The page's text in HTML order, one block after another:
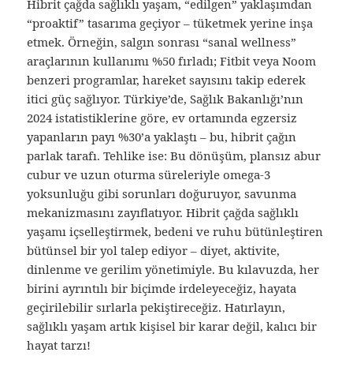
Hibrit çağda sağlıklı yaşam, “edilgen” yaklaşımdan
“proaktif” tasarıma geçiyor – tüketmek yerine inşa
etmek. Örneğin, salgın sonrası “sanal wellness”
araçlarının kullanımı %50 fırladı; Fitbit veya Noom
benzeri programlar, hareket sayısını takip ederek
itici güç sağlıyor. Türkiye’de, Sağlık Bakanlığı’nın
2024 istatistiklerine göre, ev ortamında egzersiz
yapanların payı %30’a yaklaştı – bu, hibrit çağın
parlak tarafı. Tehlike ise: Bu dönüşüm, plansız abur
cubur ve uzun oturma süreleriyle omega-3
yoksunluğu gibi sorunları doğuruyor, savunma
mekanizmasını zayıflatıyor. Hibrit çağda sağlıklı
yaşamı içselleştirmek, bedeni ve ruhu bütünleştiren
bütünsel bir yol talep ediyor – diyet, aktivite,
dinlenme ve gerilim yönetimiyle. Bu kılavuzda, her
birini ayrıntılı bir biçimde irdeleyeceğiz, hayata
geçirilebilir sırlarla pekiştireceğiz. Hatırlayın,
sağlıklı yaşam artık kişisel bir karar değil, kalıcı bir
hayat tarzı!